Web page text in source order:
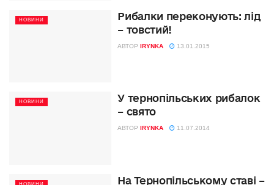
НОВИНИ
Рибалки переконують: лід
– товстий!
АВТОР IRYNKA 13.01.2015
НОВИНИ
У тернопільських рибалок
– свято
АВТОР IRYNKA 11.07.2014
На Тернопільському ставі –